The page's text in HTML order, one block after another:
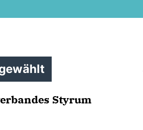
Styrum